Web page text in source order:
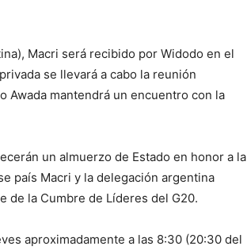
Macri será recibido por Widodo en el
se llevará a cabo la reunión
Awada mantendrá un encuentro con la
un almuerzo de Estado en honor a la
país Macri y la delegación argentina
de la Cumbre de Líderes del G20.
aproximadamente a las 8:30 (20:30 del